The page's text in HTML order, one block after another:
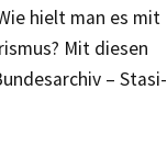
hielt man es mit
Mit diesen
– Stasi-